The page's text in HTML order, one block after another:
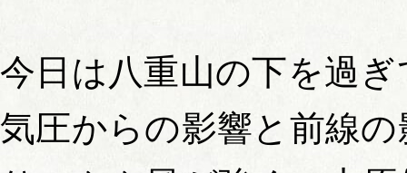
今日は八重山の下を過
気圧からの影響と前線